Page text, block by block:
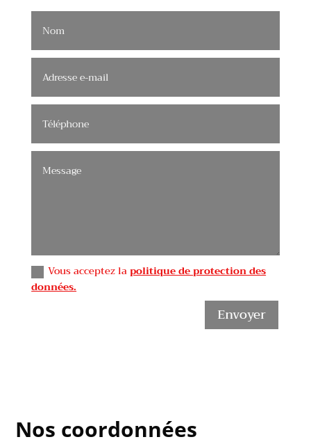
Vous acceptez lapolitique de protection des
données.
Envoyer
Nos coordonnées